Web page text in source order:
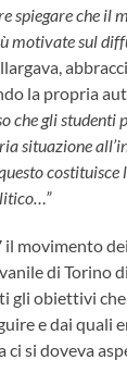
spiegare che il
motivate sul
la propria
che gli
situazione
il movimento
di Torino
gli obiettivi
e dai quali
ci si doveva